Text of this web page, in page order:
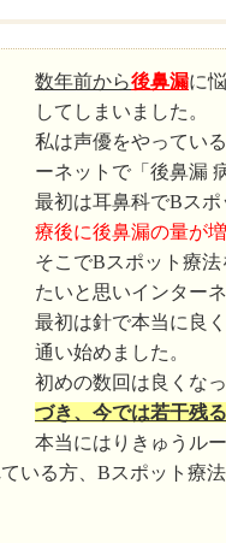
数年前から後鼻漏に
してしまいました。
私は声優をやってい
ーネットで「後鼻漏
最初は耳鼻科でBス
療後に後鼻漏の量が
そこでBスポット療
たいと思いインター
最初は針で本当に良
通い始めました。
初めの数回は良くな
づき、今では若干残
本当にはりきゅうル
いる方、Bスポット療